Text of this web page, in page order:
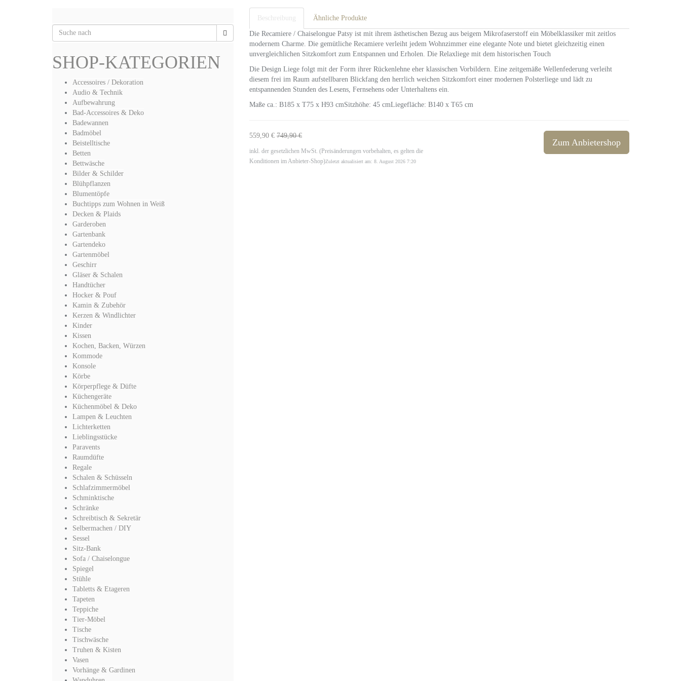
Beschreibung Ähnliche Produkte
Die Recamiere / Chaiselongue Patsy ist mit ihrem ästhetischen Bezug aus beigem Mikrofaserstoff ein Möbelklassiker mit zeitlos
modernem Charme. Die gemütliche Recamiere verleiht jedem Wohnzimmer eine elegante Note und bietet gleichzeitig einen
unvergleichlichen Sitzkomfort zum Entspannen und Erholen. Die Relaxliege mit dem historischen Touch
Die Design Liege folgt mit der Form ihrer Rückenlehne eher klassischen Vorbildern. Eine zeitgemäße Wellenfederung verleiht
diesem frei im Raum aufstellbaren Blickfang den herrlich weichen Sitzkomfort einer modernen Polsterliege und lädt zu
entspannenden Stunden des Lesens, Fernsehens oder Unterhaltens ein.
Maße ca.: B185 x T75 x H93 cmSitzhöhe: 45 cmLiegefläche: B140 x T65 cm
559,90 € 749,90 €
inkl. der gesetzlichen MwSt. (Preisänderungen vorbehalten, es gelten die
Konditionen im Anbieter-Shop)Zuletzt aktualisiert am: 8. August 2026 7:20
Zum Anbietershop
SHOP-KATEGORIEN
Accessoires / Dekoration
Audio & Technik
Aufbewahrung
Bad-Accessoires & Deko
Badewannen
Badmöbel
Beistelltische
Betten
Bettwäsche
Bilder & Schilder
Blühpflanzen
Blumentöpfe
Buchtipps zum Wohnen in Weiß
Decken & Plaids
Garderoben
Gartenbank
Gartendeko
Gartenmöbel
Geschirr
Gläser & Schalen
Handtücher
Hocker & Pouf
Kamin & Zubehör
Kerzen & Windlichter
Kinder
Kissen
Kochen, Backen, Würzen
Kommode
Konsole
Körbe
Körperpflege & Düfte
Küchengeräte
Küchenmöbel & Deko
Lampen & Leuchten
Lichterketten
Lieblingsstücke
Paravents
Raumdüfte
Regale
Schalen & Schüsseln
Schlafzimmermöbel
Schminktische
Schränke
Schreibtisch & Sekretär
Selbermachen / DIY
Sessel
Sitz-Bank
Sofa / Chaiselongue
Spiegel
Stühle
Tabletts & Etageren
Tapeten
Teppiche
Tier-Möbel
Tische
Tischwäsche
Truhen & Kisten
Vasen
Vorhänge & Gardinen